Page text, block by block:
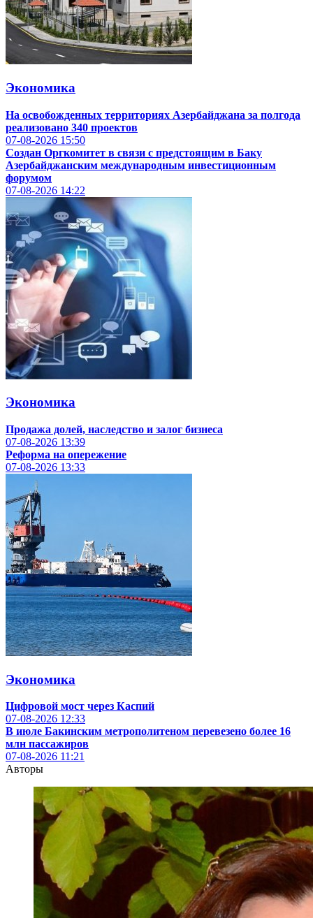
Экономика
На освобожденных территориях Азербайджана за полгода
реализовано 340 проектов
07-08-2026 15:50
Создан Оргкомитет в связи с предстоящим в Баку
Азербайджанским международным инвестиционным
форумом
07-08-2026 14:22
Экономика
Продажа долей, наследство и залог бизнеса
07-08-2026 13:39
Реформа на опережение
07-08-2026 13:33
Экономика
Цифровой мост через Каспий
07-08-2026 12:33
В июле Бакинским метрополитеном перевезено более 16
млн пассажиров
07-08-2026 11:21
Авторы